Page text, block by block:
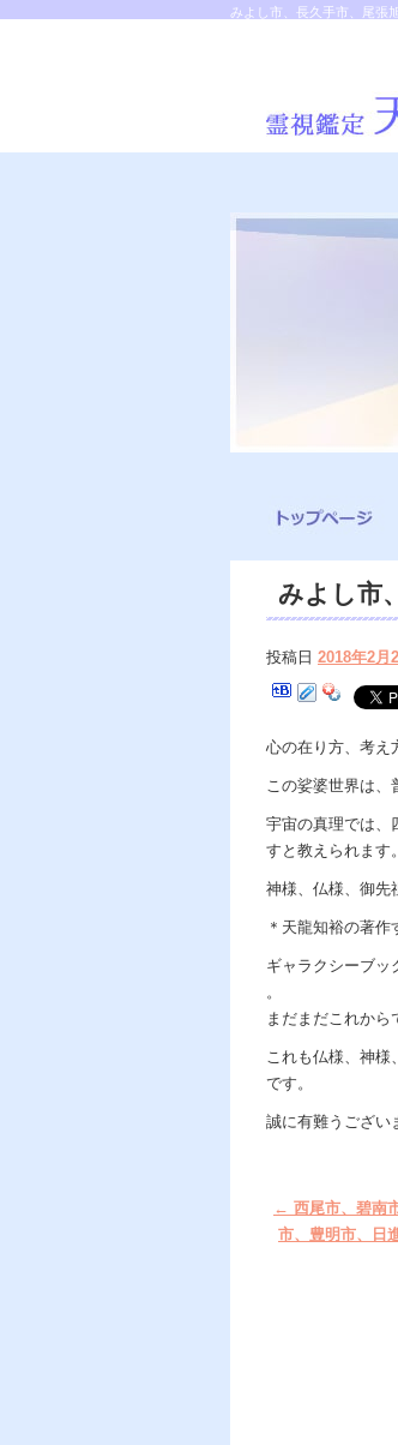
みよし市、長久手市、尾張
みよし市
ンセリン
投稿日 2018年2月
心の在り方、考え
この娑婆世界は、
宇宙の真理では、
すと教えられます。
神様、仏様、御先
＊天龍知裕の著作
ギャラクシーブッ
。
まだまだこれから
これも仏様、神様
です。
誠に有難うござい
← 西尾市、碧南
市、豊明市、日